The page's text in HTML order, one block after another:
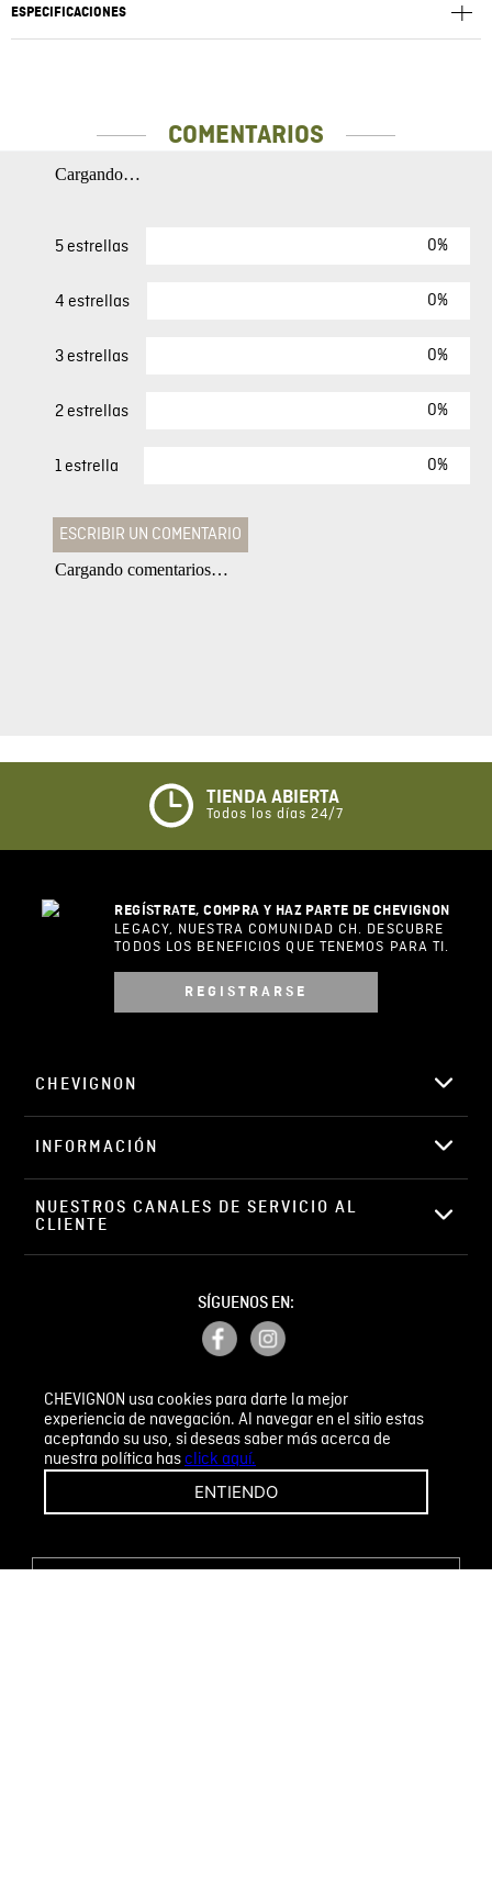
CHEVIGNON usa cookies para darte la mejor
experiencia de navegación. Al navegar en el sitio estas
aceptando su uso, si deseas saber más acerca de
nuestra política hasclick aquí.
ENTIENDO
ESPECIFICACIONES
COMENTARIOS
Cargando…
5 estrellas 0%
4 estrellas 0%
3 estrellas 0%
2 estrellas 0%
1 estrella 0%
ESCRIBIR UN COMENTARIO
Califique el producto de 1 a 5 estrellas
★☆ ☆
Su nombre
Correo electrónico
ENVIAR COMENTARIO
Cargando comentarios…
TIENDA ABIERTA
Todos los días 24/7
REGÍSTRATE, COMPRA Y HAZ PARTE DE CHEVIGNON
LEGACY, NUESTRA COMUNIDAD CH. DESCUBRE
TODOS LOS BENEFICIOS QUE TENEMOS PARA TI.
REGISTRARSE
CHEVIGNON
INFORMACIÓN
NUESTROS CANALES DE SERVICIO AL
CLIENTE
SÍGUENOS EN:
PETICIONES, QUEJAS Y RECLAMOS
¡CAMBIOS Y DEVOLUCIONES FÁCILES!